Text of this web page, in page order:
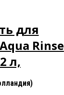
для
Rinse
л,